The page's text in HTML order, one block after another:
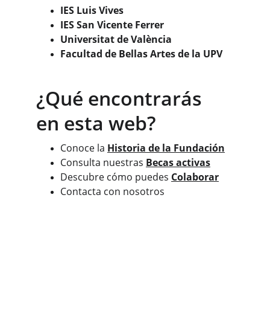
IES Luis Vives
IES San Vicente Ferrer
Universitat de València
Facultad de Bellas Artes de la UPV
¿Qué encontrarás
en esta web?
Conoce la Historia de la Fundación
Consulta nuestras Becas activas
Descubre cómo puedes Colaborar
Contacta con nosotros